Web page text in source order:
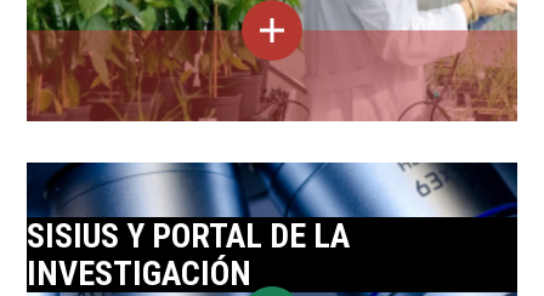
SISIUS Y PORTAL DE LA
INVESTIGACIÓN